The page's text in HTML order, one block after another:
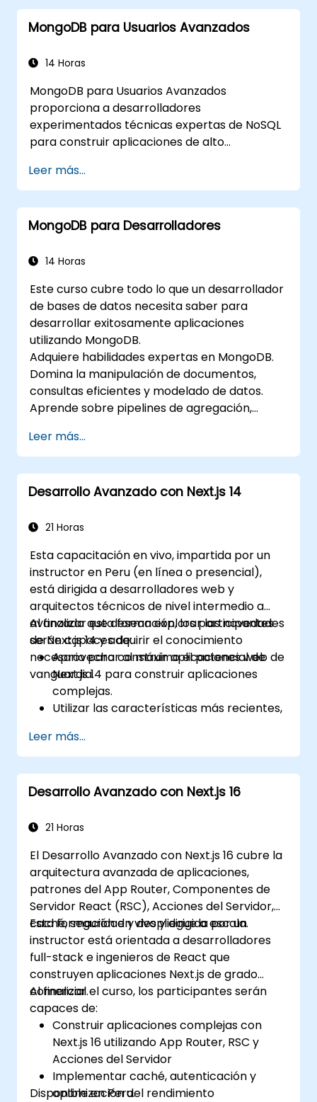
MongoDB para Usuarios Avanzados
14 Horas
MongoDB para Usuarios Avanzados
proporciona a desarrolladores
experimentados técnicas expertas de NoSQL
para construir aplicaciones de alto
fundamentales de manipulación avanzada de
datos, optimización de CRUD, aspectos
internos de indexación y pipelines de
agregación. Se adentra en enfoques
(sharding), perfilado de rendimiento y
profesionales a desplegar clústeres robustos
de MongoDB con estrategias automatizadas
de respaldo y monitoreo para despliegues de
grado producción.
Leer más...
MongoDB para Desarrolladores
14 Horas
Este curso cubre todo lo que un desarrollador
de bases de datos necesita saber para
desarrollar exitosamente aplicaciones
utilizando MongoDB.
Adquiere habilidades expertas en MongoDB.
Domina la manipulación de documentos,
consultas eficientes y modelado de datos.
Aprende sobre pipelines de agregación,
esquemas para construir aplicaciones NoSQL
escalables.
Leer más...
Desarrollo Avanzado con Next.js 14
21 Horas
Esta capacitación en vivo, impartida por un
instructor en Peru (en línea o presencial),
está dirigida a desarrolladores web y
arquitectos técnicos de nivel intermedio a
avanzado que desean explorar las novedades
de Next.js 14 y adquirir el conocimiento
necesario para construir aplicaciones web de
vanguardia.
Al finalizar esta formación, los participantes
serán capaces de:
Aprovechar al máximo el potencial de
Next.js 14 para construir aplicaciones
complejas.
Utilizar las características más recientes,
Servidor React (React Server
Components) y Edge Functions.
Implementar mejores prácticas para
optimizar el rendimiento, la escalabilidad
Diagnosticar eficazmente los problemas
Leer más...
Desarrollo Avanzado con Next.js 16
21 Horas
El Desarrollo Avanzado con Next.js 16 cubre la
arquitectura avanzada de aplicaciones,
patrones del App Router, Componentes de
Servidor React (RSC), Acciones del Servidor,
caché, seguridad y despliegue a escala.
Esta formación en vivo y dirigida por un
instructor está orientada a desarrolladores
full-stack e ingenieros de React que
construyen aplicaciones Next.js de grado
comercial.
Al finalizar el curso, los participantes serán
capaces de:
Construir aplicaciones complejas con
Next.js 16 utilizando App Router, RSC y
Acciones del Servidor
Implementar caché, autenticación y
optimización del rendimiento
Disponible en Peru.